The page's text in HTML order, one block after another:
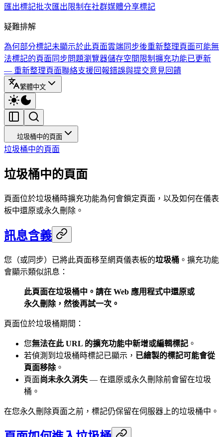
匯出標記批次匯出限制 在社群媒體分享標記
疑難排解
為何部分標記未顯示於此頁面雲端同步後重新整理頁面可能無
法標記的頁面 同步問題瀏覽器儲存空間限制 擴充功能已更新
— 重新整理頁面聯絡支援回報錯誤與提交意見回饋
繁體中文
垃圾桶中的頁面
垃圾桶中的頁面
垃圾桶中的頁面
頁面位於垃圾桶時擴充功能為何會鎖定頁面，以及如何在儀表
板中還原或永久刪除。
訊息含義
您（或同步）已將此頁面移至網頁儀表板的垃圾桶 。擴充功能
會顯示類似訊息：
此頁面在垃圾桶中。請在 Web 應用程式中還原或
永久刪除，然後再試一次。
頁面位於垃圾桶期間：
您無法在此 URL 的擴充功能中新增或編輯標記 。
若偵測到垃圾桶時標記已顯示， 已繪製的標記可能會從
頁面移除。
頁面尚未永久消失 — 在還原或永久刪除前會留在垃圾
桶。
在您永久刪除頁面之前，標記仍保留在伺服器上的垃圾桶中。